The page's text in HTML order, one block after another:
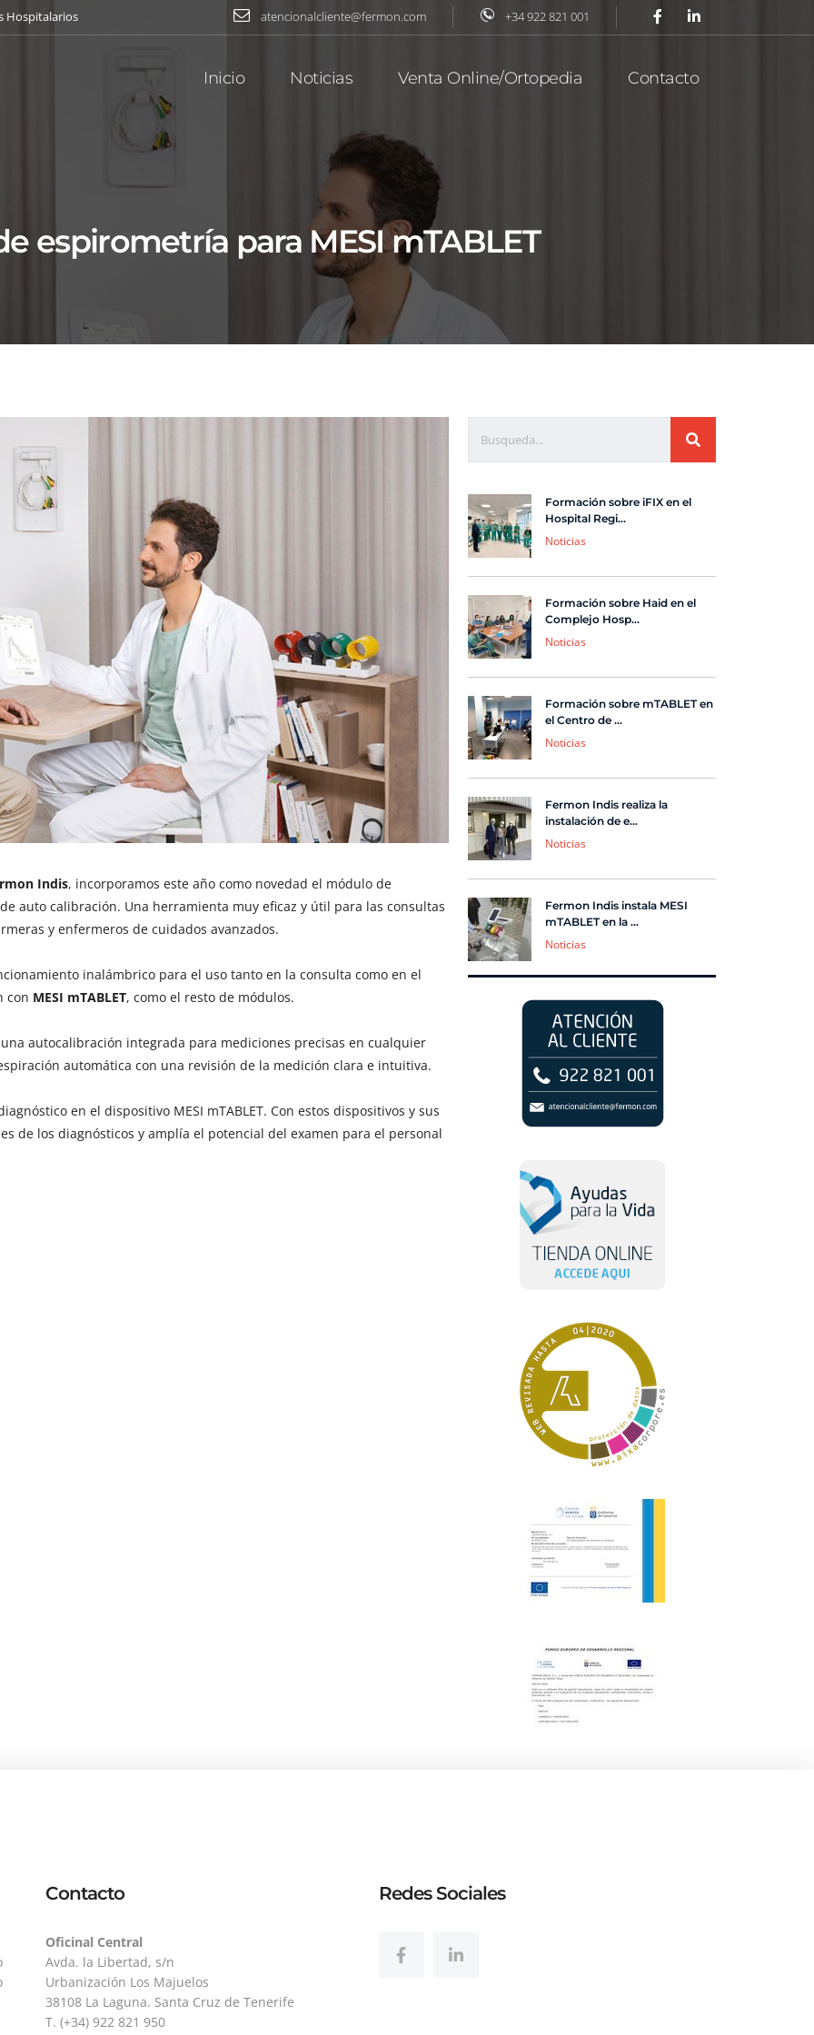
Hospitalarios atencionalcliente@fermon.com +34 922 821 001
Inicio Noticias Venta Online/Ortopedia Contacto
espirometría para MESI mTABLET
Indis, incorporamos este año como novedad el módulo de
de auto calibración. Una herramienta muy eficaz y útil para las consultas
y enfermeros de cuidados avanzados.
inalámbrico para el uso tanto en la consulta como en el
con MESI mTABLET, como el resto de módulos.
autocalibración integrada para mediciones precisas en cualquier
automática con una revisión de la medición clara e intuitiva.
en el dispositivo MESI mTABLET. Con estos dispositivos y sus
de los diagnósticos y amplía el potencial del examen para el personal
Formación sobre iFIX en el
Hospital Regi...
Noticias
Formación sobre Haid en el
Complejo Hosp...
Noticias
Formación sobre mTABLET en
el Centro de ...
Noticias
Fermon Indis realiza la
instalación de e...
Noticias
Fermon Indis instala MESI
mTABLET en la ...
Noticias
Contacto
Oficinal Central
Avda. la Libertad, s/n
Urbanización Los Majuelos
38108 La Laguna. Santa Cruz de Tenerife
T. (+34) 922 821 950
Redes Sociales